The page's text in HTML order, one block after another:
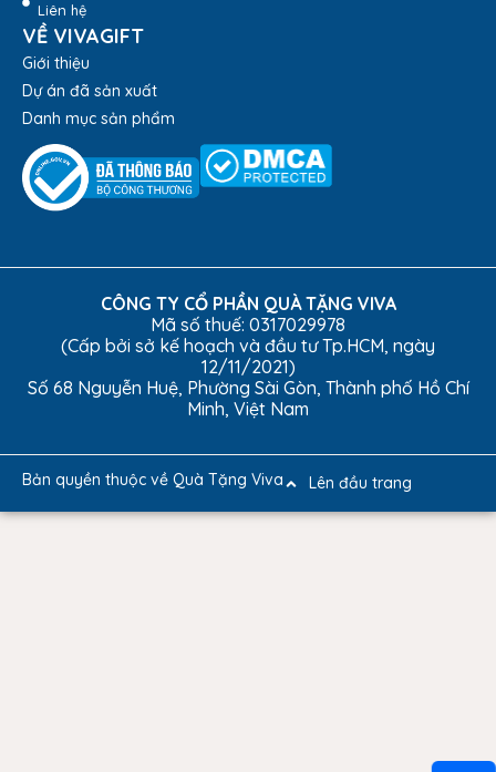
Liên hệ
VỀ VIVAGIFT
Giới thiệu
Dự án đã sản xuất
Danh mục sản phẩm
CÔNG TY CỔ PHẦN QUÀ TẶNG VIVA
Mã số thuế: 0317029978
(Cấp bởi sở kế hoạch và đầu tư Tp.HCM, ngày
12/11/2021)
Số 68 Nguyễn Huệ, Phường Sài Gòn, Thành phố Hồ Chí
Minh, Việt Nam
Bản quyền thuộc về Quà Tặng Viva Lên đầu trang